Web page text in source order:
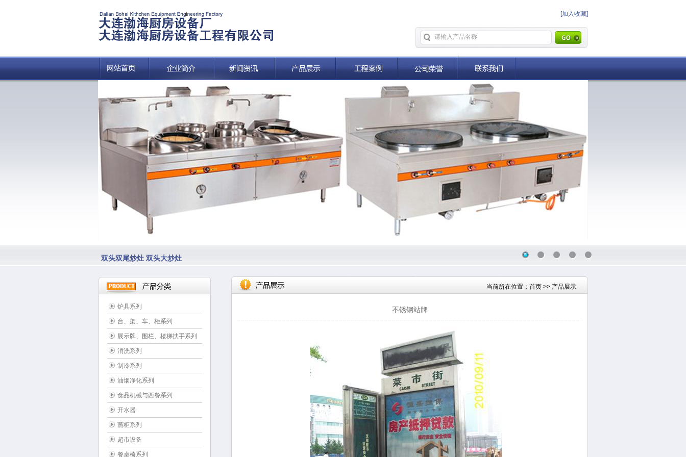
[加入收藏]
双头双尾炒灶 双头大炒灶
炉具系列
台、架、车、柜系列
展示牌、围栏、楼梯扶手系列
消洗系列
制冷系列
油烟净化系列
食品机械与西餐系列
开水器
蒸柜系列
超市设备
餐桌椅系列
当前所在位置： 首页 >> 产品展示
不锈钢站牌